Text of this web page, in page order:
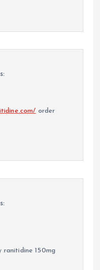
order
ranitidine 150mg